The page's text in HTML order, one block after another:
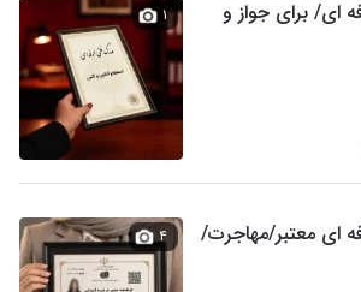
ای/ برای جواز و
۱
ای معتبر/مهاجرت/
۴